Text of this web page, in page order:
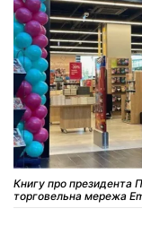
Книгу про президента
торговельна мережа